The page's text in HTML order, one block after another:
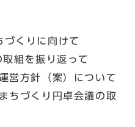
づくりに向けて
組を振り返って
営方針（案）について
ちづくり円卓会議の取